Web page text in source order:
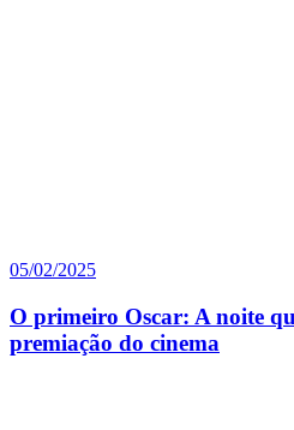
05/02/2025
O primeiro Oscar: A noite
premiação do cinema